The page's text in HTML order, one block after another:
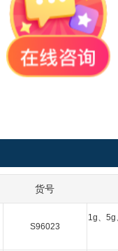
货号
S96023
1g、